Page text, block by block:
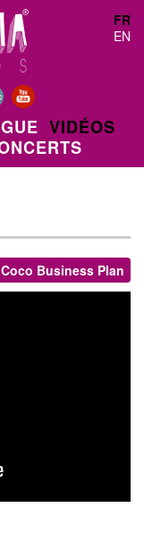
FR
EN
VIDÉOS
Coco Business Plan